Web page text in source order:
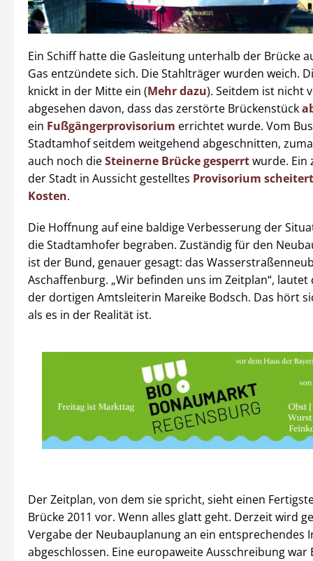
Ein Schiff hatte die Gasleitung unterhalb der Brücke
Gas entzündete sich. Die Stahlträger wurden weich.
knickt in der Mitte ein (Mehr dazu). Seitdem ist nicht
abgesehen davon, dass das zerstörte Brückenstück
ein Fußgängerprovisorium errichtet wurde. Vom
Stadtamhof seitdem weitgehend abgeschnitten,
auch noch dieSteinerne Brücke gesperrtwurde. Ein
der Stadt in Aussicht gestelltes Provisorium
Kosten.
Die Hoffnung auf eine baldige Verbesserung der
die Stadtamhofer begraben. Zuständig für den
ist der Bund, genauer gesagt: das
Aschaffenburg. „Wir befinden uns im Zeitplan“,
der dortigen Amtsleiterin Mareike Bodsch. Das hört
als es in der Realität ist.
Der Zeitplan, von dem sie spricht, sieht einen
Brücke 2011 vor. Wenn alles glatt geht. Derzeit wird
Vergabe der Neubauplanung an ein entsprechendes
abgeschlossen. Eine europaweite Ausschreibung war